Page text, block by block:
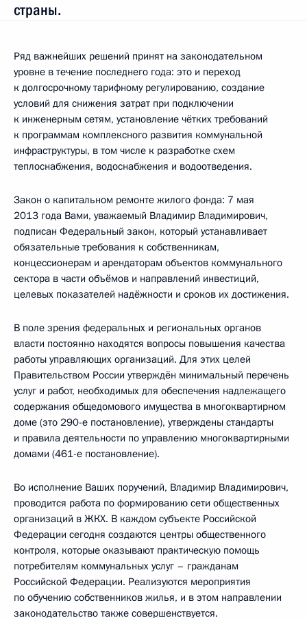
страны.
Ряд важнейших решений принят на законодательном
уровне в течение последнего года: это и переход
к долгосрочному тарифному регулированию, создание
условий для снижения затрат при подключении
к инженерным сетям, установление чётких требований
к программам комплексного развития коммунальной
инфраструктуры, в том числе к разработке схем
теплоснабжения, водоснабжения и водоотведения.
Закон о капитальном ремонте жилого фонда: 7 мая
2013 года Вами, уважаемый Владимир Владимирович,
подписан Федеральный закон, который устанавливает
обязательные требования к собственникам,
концессионерам и арендаторам объектов коммунального
сектора в части объёмов и направлений инвестиций,
целевых показателей надёжности и сроков их достижения.
В поле зрения федеральных и региональных органов
власти постоянно находятся вопросы повышения качества
работы управляющих организаций. Для этих целей
Правительством России утверждён минимальный перечень
услуг и работ, необходимых для обеспечения надлежащего
содержания общедомового имущества в многоквартирном
доме (это 290-е постановление), утверждены стандарты
и правила деятельности по управлению многоквартирными
домами (461-е постановление).
Во исполнение Ваших поручений, Владимир Владимирович,
проводится работа по формированию сети общественных
организаций в ЖКХ. В каждом субъекте Российской
Федерации сегодня создаются центры общественного
контроля, которые оказывают практическую помощь
потребителям коммунальных услуг – гражданам
Российской Федерации. Реализуются мероприятия
по обучению собственников жилья, и в этом направлении
законодательство также совершенствуется.